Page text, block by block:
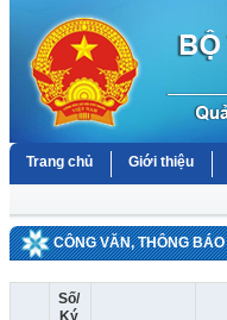
Trang chủ Giới thiệu
CÔNG VĂN, THÔNG BÁO
Số/